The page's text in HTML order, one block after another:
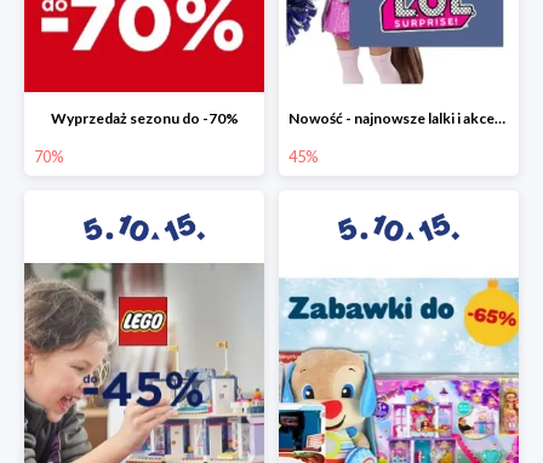
Wyprzedaż sezonu do -70%
70%
Nowość - najnowsze lalki i akcesoria L.O.L. w 5.10.15 do -45%
45%